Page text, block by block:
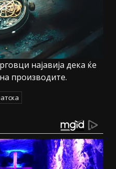
најавија дека ќе
производите.